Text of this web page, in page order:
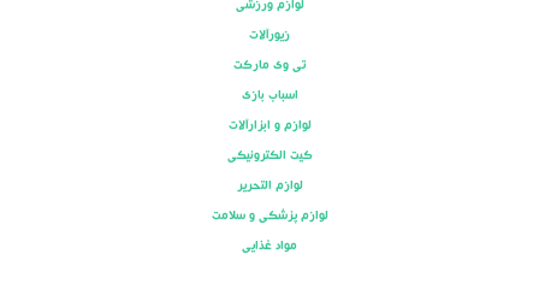
لوازم ورزشی
زیورآلات
تی وی مارکت
اسباب بازی
لوازم و ابزارآلات
کیت الکترونیکی
لوازم التحریر
لوازم پزشکی و سلامت
مواد غذایی